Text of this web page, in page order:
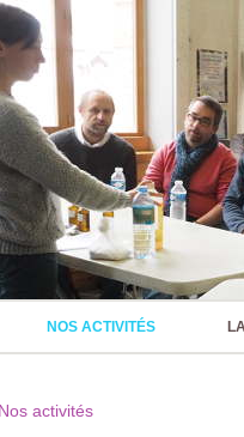
NOS ACTIVITÉS
Nos activités